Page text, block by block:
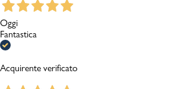
Oggi
Fantastica
Acquirente verificato